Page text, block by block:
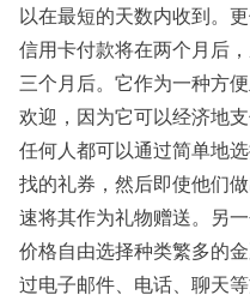
以在最短的天数内收到。
信用卡付款将在两个月后
三个月后。它作为一种方
欢迎，因为它可以经济地支
任何人都可以通过简单地
找的礼券，然后即使他们
速将其作为礼物赠送。另
价格自由选择种类繁多的
过电子邮件、电话、聊天